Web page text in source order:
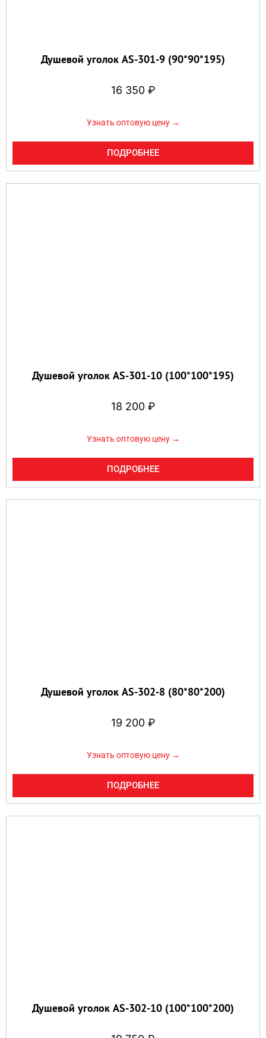
Душевой уголок AS-301-9 (90*90*195)
16 350 ₽
Узнать оптовую цену →
ПОДРОБНЕЕ
Душевой уголок AS-301-10 (100*100*195)
18 200 ₽
Узнать оптовую цену →
ПОДРОБНЕЕ
Душевой уголок AS-302-8 (80*80*200)
19 200 ₽
Узнать оптовую цену →
ПОДРОБНЕЕ
Душевой уголок AS-302-10 (100*100*200)